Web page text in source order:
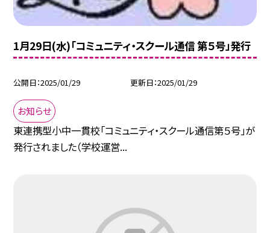
1月29日(水)「コミュニティ・スクール通信 第５号」発行
公開日 2025/01/29 更新日 2025/01/29
お知らせ
東連携型小中一貫校「コミュニティ・スクール通信第５号」が
発行されました（学校運営...